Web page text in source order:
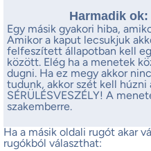
Harmadik
Egy másik gyakori hiba,
Amikor a kaput lecsukjuk
felfeszített állapotban kell
között. Elég ha a menetek
dugni. Ha ez megy akkor
tudunk, akkor szét kell
SÉRÜLÉSVESZÉLY! A
szakemberre.
Ha a másik oldali rugót akar
rugókból választhat: